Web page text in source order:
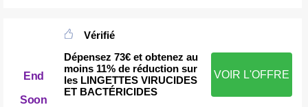
End
Soon
Vérifié
Dépensez 73€ et obtenez au
moins 11% de réduction sur
les LINGETTES VIRUCIDES
ET BACTÉRICIDES
VOIR L'OFFRE